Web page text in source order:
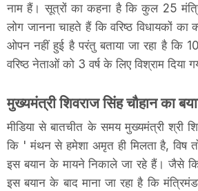
नाम हैं। सूत्रों का कहना है कि कुल 25
लोग जानना चाहते हैं कि वरिष्ठ विधायकों
ओपन नहीं हुई है परंतु बताया जा रहा है कि
वरिष्ठ नेताओं को 3 वर्ष के लिए विश्राम दिया
मुख्यमंत्री शिवराज सिंह चौहान का
मीडिया से बातचीत के समय मुख्यमंत्री श्री
कि ' मंथन से हमेशा अमृत ही मिलता है, विष
इस बयान के मायने निकाले जा रहे हैं। जैसे
इस बयान के बाद माना जा रहा है कि